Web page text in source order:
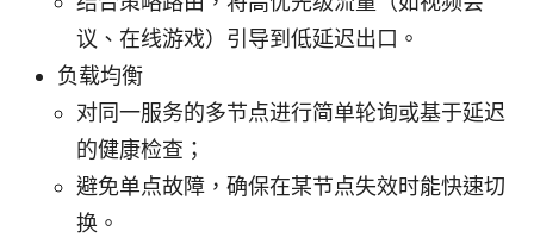
议、在线游戏）引导到低延迟出口。
负载均衡
对同一服务的多节点进行简单轮询或基于延迟
的健康检查；
避免单点故障，确保在某节点失效时能快速切
换。